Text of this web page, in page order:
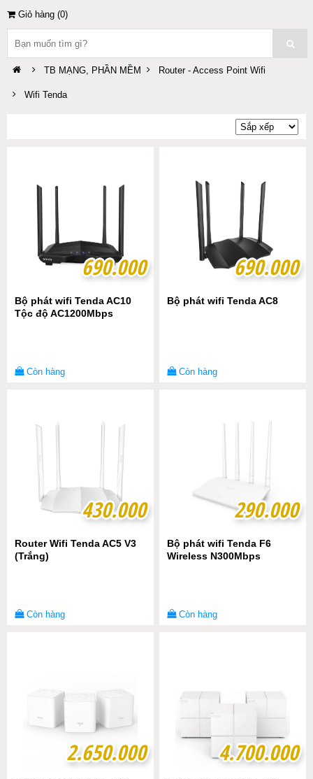
Giỏ hàng (0)
TB MẠNG, PHẦN MỀM Router - Access Point Wifi
Wifi Tenda
690.000
690.000
Bộ phát wifi Tenda AC10
Tộc độ AC1200Mbps
Còn hàng
690.000
690.000
Bộ phát wifi Tenda AC8
Còn hàng
430.000
430.000
Router Wifi Tenda AC5 V3
(Trắng)
Còn hàng
290.000
290.000
Bộ phát wifi Tenda F6
Wireless N300Mbps
Còn hàng
2.650.000
2.650.000 4.700.000
4.700.000